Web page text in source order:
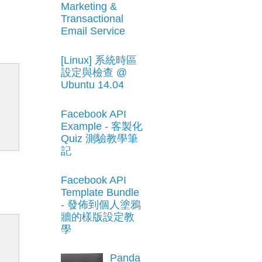
Marketing &
Transactional
Email Service
[Linux] 系統時區
設定與檢查 @
Ubuntu 14.04
Facebook API
Example - 客製化
Quiz 測驗教學筆
記
Facebook API
Template Bundle
- 發佈到個人塗鴉
牆的樣版設定教
學
Panda